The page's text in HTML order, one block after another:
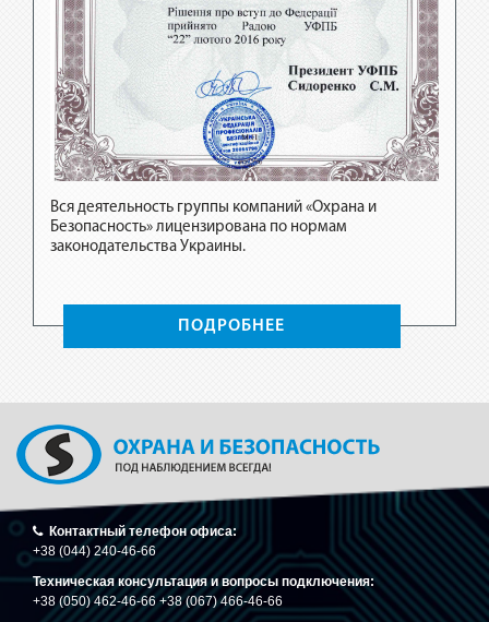
Вся деятельность группы компаний «Охрана и
Безопасность» лицензирована по нормам
законодательства Украины.
ПОДРОБНЕЕ
Контактный телефон офиса:
+38 (044) 240-46-66
Техническая консультация и вопросы подключения:
+38 (050) 462-46-66 +38 (067) 466-46-66